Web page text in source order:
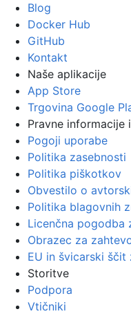
Blog
Docker Hub
GitHub
Kontakt
Naše aplikacije
App Store
Trgovina Google
Pravne informacije
Pogoji uporabe
Politika zasebnosti
Politika piškotkov
Obvestilo o
Politika blagovnih
Licenčna pogodba
Obrazec za
EU in švicarski ščit
Storitve
Podpora
Vtičniki